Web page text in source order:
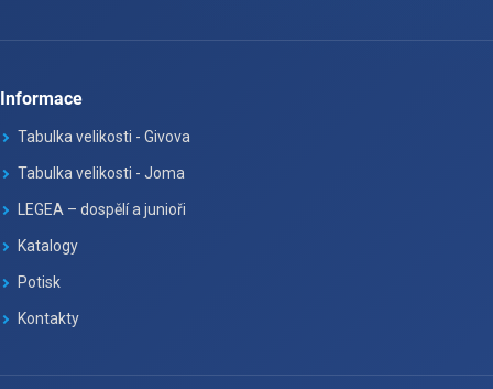
Informace
Tabulka velikosti - Givova
Tabulka velikosti - Joma
LEGEA – dospělí a junioři
Katalogy
Potisk
Kontakty